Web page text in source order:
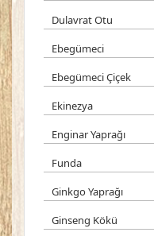
Dulavrat Otu
Ebegümeci
Ebegümeci Çiçek
Ekinezya
Enginar Yaprağı
Funda
Ginkgo Yaprağı
Ginseng Kökü